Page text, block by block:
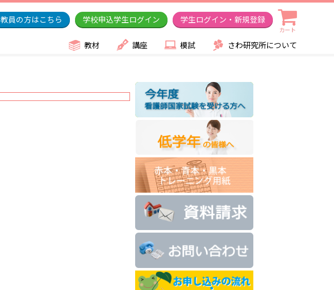
教員の方はこちら 学校申込学生ログイン 学生ログイン・新規登録
カート
教材 講座 模試 さわ研究所について